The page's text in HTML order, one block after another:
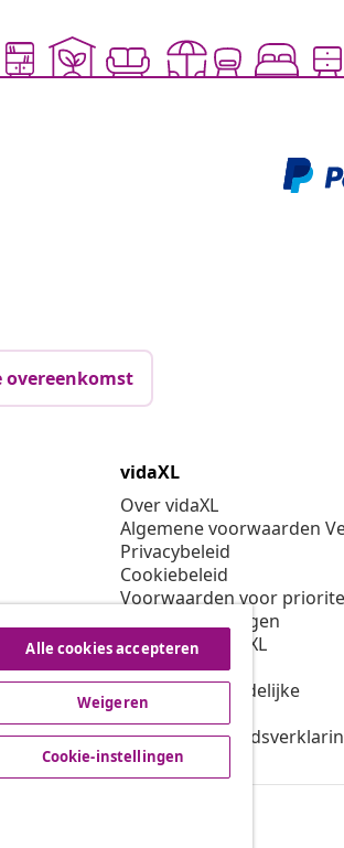
overeenkomst
vidaXL
Over vidaXL
Algemene voorwaarden
Privacybeleid
Cookiebeleid
Voorwaarden voor
Cookie-instellingen
Werken bij vidaXL
Veiligheid
EU verantwoordelijke
Beleid voor EPR
Alle cookies accepteren
Weigeren
Cookie-instellingen